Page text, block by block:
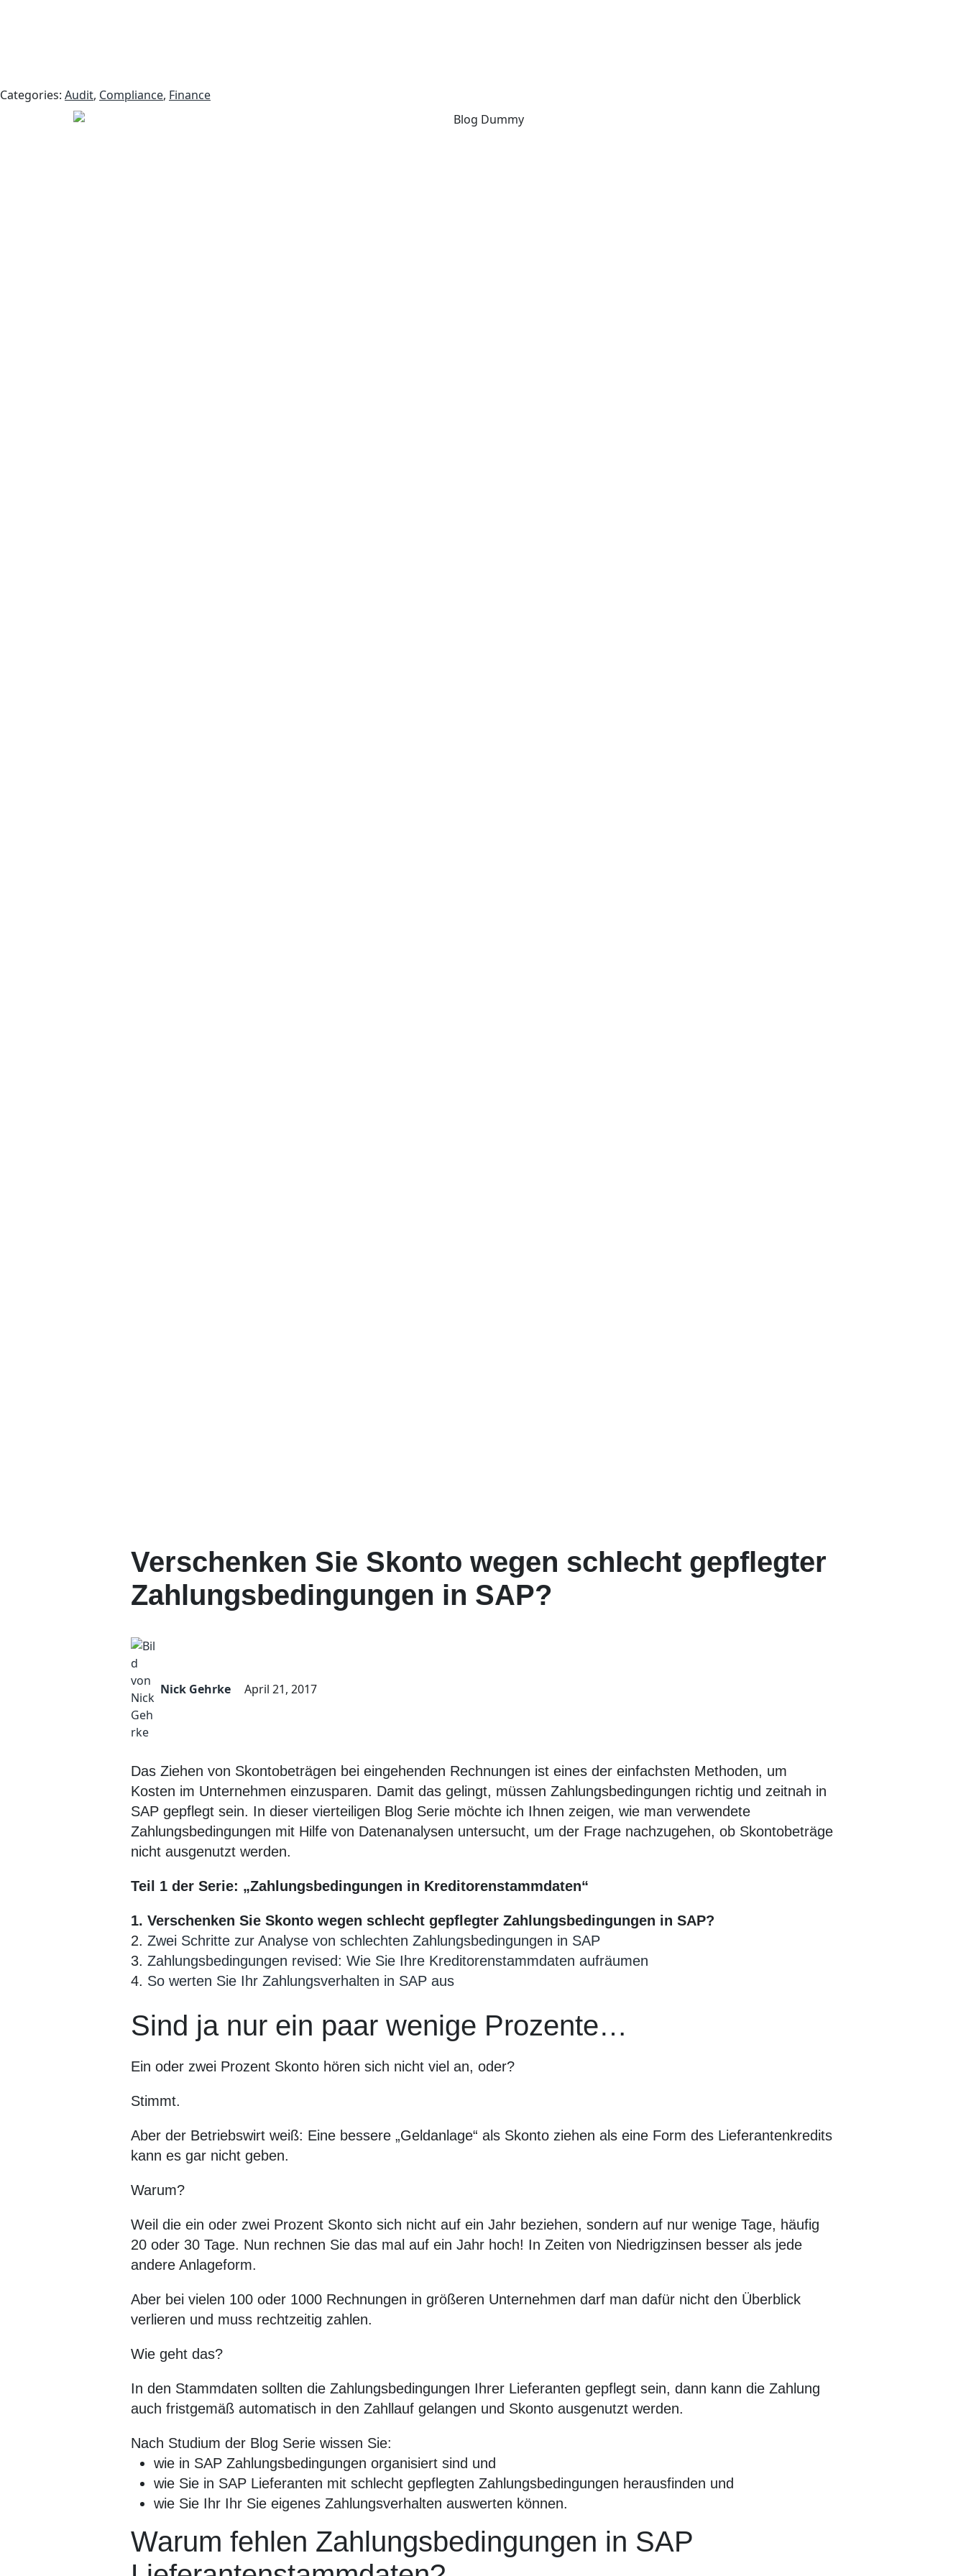
Categories: Audit, Compliance, Finance
Verschenken Sie Skonto wegen schlecht gepflegter
Zahlungsbedingungen in SAP?
Nick Gehrke April 21, 2017
Das Ziehen von Skontobeträgen bei eingehenden Rechnungen ist eines der einfachsten Methoden, um
Kosten im Unternehmen einzusparen. Damit das gelingt, müssen Zahlungsbedingungen richtig und zeitnah in
SAP gepflegt sein. In dieser vierteiligen Blog Serie möchte ich Ihnen zeigen, wie man verwendete
Zahlungsbedingungen mit Hilfe von Datenanalysen untersucht, um der Frage nachzugehen, ob Skontobeträge
nicht ausgenutzt werden.
Teil 1 der Serie: „Zahlungsbedingungen in Kreditorenstammdaten“
1. Verschenken Sie Skonto wegen schlecht gepflegter Zahlungsbedingungen in SAP?
2. Zwei Schritte zur Analyse von schlechten Zahlungsbedingungen in SAP
3. Zahlungsbedingungen revised: Wie Sie Ihre Kreditorenstammdaten aufräumen
4. So werten Sie Ihr Zahlungsverhalten in SAP aus
Sind ja nur ein paar wenige Prozente…
Ein oder zwei Prozent Skonto hören sich nicht viel an, oder?
Stimmt.
Aber der Betriebswirt weiß: Eine bessere „Geldanlage“ als Skonto ziehen als eine Form des Lieferantenkredits
kann es gar nicht geben.
Warum?
Weil die ein oder zwei Prozent Skonto sich nicht auf ein Jahr beziehen, sondern auf nur wenige Tage, häufig
20 oder 30 Tage. Nun rechnen Sie das mal auf ein Jahr hoch! In Zeiten von Niedrigzinsen besser als jede
andere Anlageform.
Aber bei vielen 100 oder 1000 Rechnungen in größeren Unternehmen darf man dafür nicht den Überblick
verlieren und muss rechtzeitig zahlen.
Wie geht das?
In den Stammdaten sollten die Zahlungsbedingungen Ihrer Lieferanten gepflegt sein, dann kann die Zahlung
auch fristgemäß automatisch in den Zahllauf gelangen und Skonto ausgenutzt werden.
Nach Studium der Blog Serie wissen Sie:
wie in SAP Zahlungsbedingungen organisiert sind und
wie Sie in SAP Lieferanten mit schlecht gepflegten Zahlungsbedingungen herausfinden und
wie Sie Ihr Ihr Sie eigenes Zahlungsverhalten auswerten können.
Warum fehlen Zahlungsbedingungen in SAP